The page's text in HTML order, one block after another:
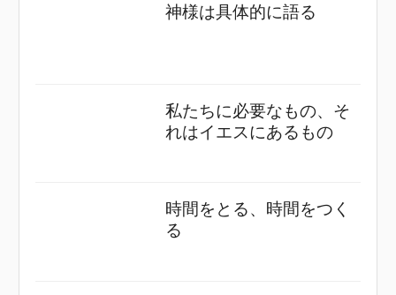
神様は具体的に語る
私たちに必要なもの、そ
れはイエスにあるもの
時間をとる、時間をつく
る